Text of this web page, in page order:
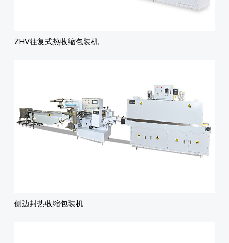
ZHV往复式热收缩包装机
侧边封热收缩包装机